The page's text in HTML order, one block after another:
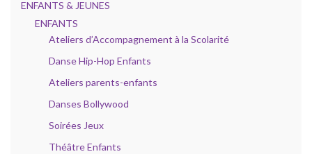
ENFANTS & JEUNES
ENFANTS
Ateliers d’Accompagnement à la Scolarité
Danse Hip-Hop Enfants
Ateliers parents-enfants
Danses Bollywood
Soirées Jeux
Théâtre Enfants